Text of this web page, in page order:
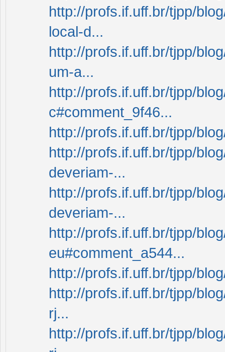
http://profs.if.uff.br/tjpp/
local-d...
http://profs.if.uff.br/tjpp/
um-a...
http://profs.if.uff.br/tjpp/
c#comment_9f46...
http://profs.if.uff.br/tjpp/
http://profs.if.uff.br/tjpp/
deveriam-...
http://profs.if.uff.br/tjpp/
deveriam-...
http://profs.if.uff.br/tjpp/
eu#comment_a544...
http://profs.if.uff.br/tjpp/
http://profs.if.uff.br/tjpp/
rj...
http://profs.if.uff.br/tjpp/